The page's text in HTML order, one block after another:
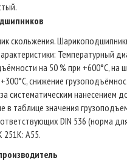
скольжения.
Температурный
на 50 % при +600°C,
снижение
систематическим нанесением
в таблице значения
DIN 536 (норма
251K: A55.